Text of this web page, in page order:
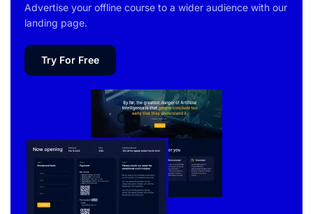
Advertise your offline course to a wider audience with our
landing page.
Try For Free